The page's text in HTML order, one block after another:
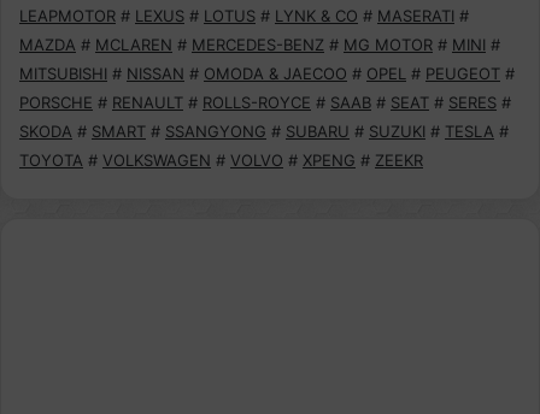
LEAPMOTOR # LEXUS # LOTUS # LYNK & CO # MASERATI #
MAZDA # MCLAREN # MERCEDES-BENZ # MG MOTOR # MINI #
MITSUBISHI # NISSAN # OMODA & JAECOO # OPEL # PEUGEOT #
PORSCHE # RENAULT # ROLLS-ROYCE # SAAB # SEAT # SERES #
SKODA # SMART # SSANGYONG # SUBARU # SUZUKI # TESLA #
TOYOTA # VOLKSWAGEN # VOLVO # XPENG # ZEEKR